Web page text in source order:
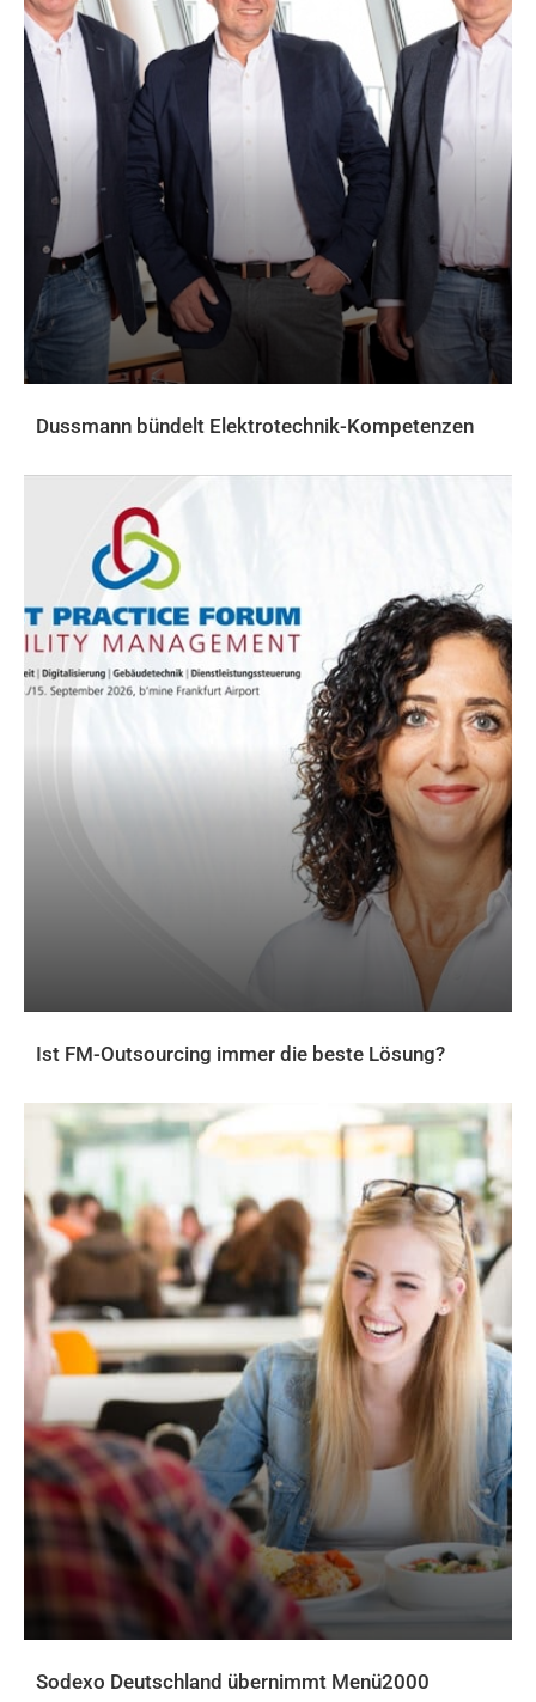
Dussmann bündelt Elektrotechnik-Kompetenzen
Ist FM-Outsourcing immer die beste Lösung?
Sodexo Deutschland übernimmt Menü2000